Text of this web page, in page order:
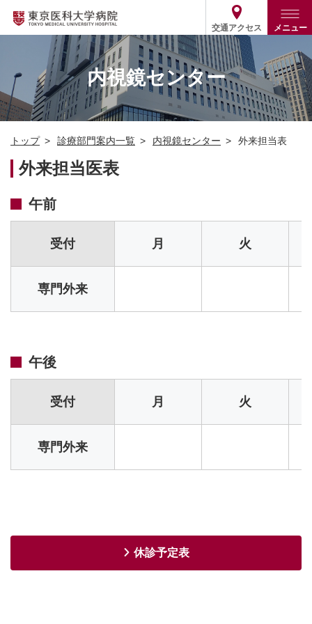
交通アクセス メニュー
トップ
外来・入院案内
外来
入院
患者支援・相談窓口
各種ご案内
診療部門案内
診療部門案内一覧
医師・歯科医師等情報検索
病院案内
基本情報
統計・データ・情報公開
医療関係の方
医療連携
03-3342-6111
内視鏡センター
トップ 診療部門案内一覧 内視鏡センター 外来担当表
外来担当医表
午前
受付 月 火
専門外来
午後
受付 月 火
専門外来
休診予定表